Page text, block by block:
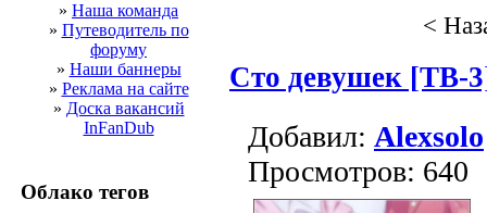
» Наша команда
» Путеводитель по
форуму
» Наши баннеры
» Реклама на сайте
» Доска вакансий
InFanDub
Облако тегов
<
Сто девушек [ТВ-
Добавил: Alexsolo
Просмотров: 640